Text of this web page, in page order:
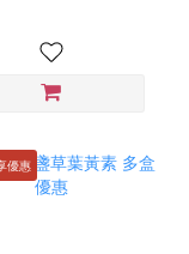
優惠